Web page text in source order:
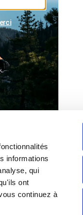
informations
qui
ont
continuez à